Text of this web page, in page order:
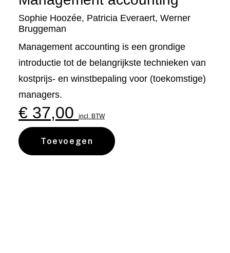
Sophie Hoozée, Patricia Everaert, Werner
Bruggeman
Management accounting is een grondige
introductie tot de belangrijkste technieken van
kostprijs- en winstbepaling voor (toekomstige)
managers.
€ 37,00 incl. BTW
Toevoegen